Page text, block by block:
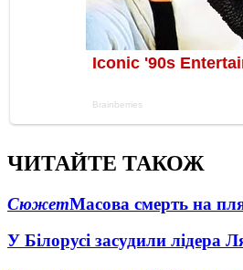
ЧИТАЙТЕ ТАКОЖ
СюжетМасова смерть на
У Білорусі засудили лідера